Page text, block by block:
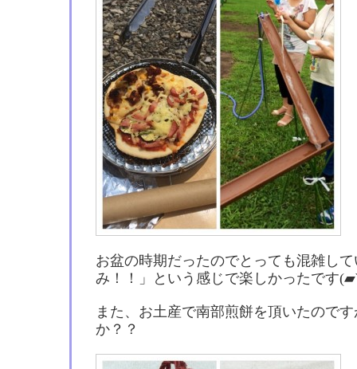
お盆の時期だったのでとっても混雑し
み！！」という感じで楽しかったです
また、お土産で南部煎餅を頂いたので
か？？